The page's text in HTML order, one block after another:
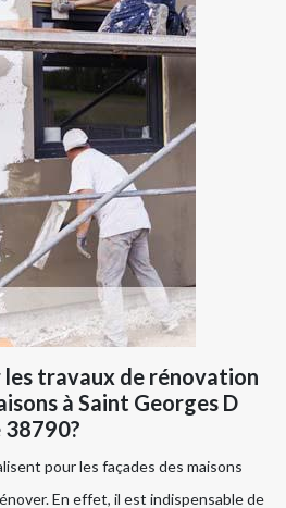
travaux de rénovation
à Saint Georges D
38790?
pour les façades des maisons
En effet, il est indispensable de